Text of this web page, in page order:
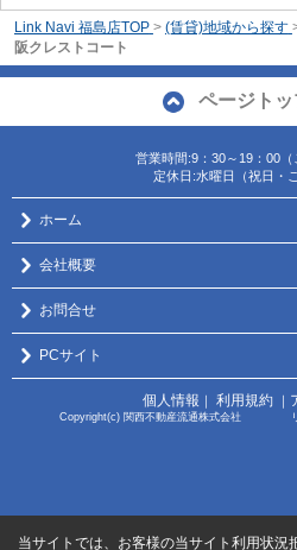
Link Navi 福島店TOP > (賃貸)地域から探す
阪クレストコート
ページト
営業時間:9：30～19：00（
定休日:水曜日（祝日・
ホーム
会社概要
お問合せ
PCサイト
個人情報 利用規約
Copyright(c) 関西不動産流通株式会社 リ
当サイトでは、お客様の当サイト利用状況